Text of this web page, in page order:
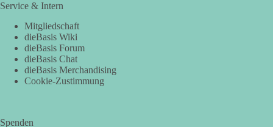
Service & Intern
Mitgliedschaft
dieBasis Wiki
dieBasis Forum
dieBasis Chat
dieBasis Merchandising
Cookie-Zustimmung
Spenden